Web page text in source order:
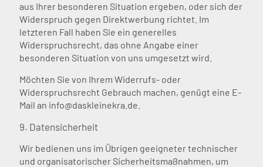
aus Ihrer besonderen Situation ergeben, oder sich der
Widerspruch gegen Direktwerbung richtet. Im
letzteren Fall haben Sie ein generelles
Widerspruchsrecht, das ohne Angabe einer
besonderen Situation von uns umgesetzt wird.
Möchten Sie von Ihrem Widerrufs- oder
Widerspruchsrecht Gebrauch machen, genügt eine E-
Mail an info@daskleinekra.de.
9. Datensicherheit
Wir bedienen uns im Übrigen geeigneter technischer
und organisatorischer Sicherheitsmaßnahmen, um